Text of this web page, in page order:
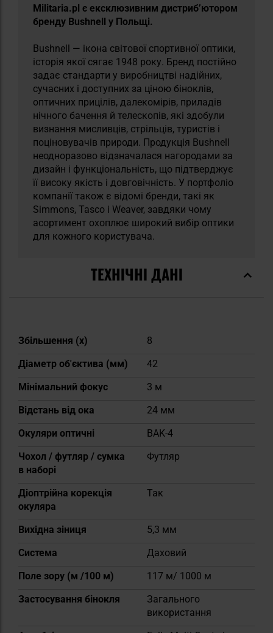
Militaria.pl є ексклюзивним дистриб’ютором
бренду Bushnell у Польщі.
Bushnell — ікона світової спортивної оптики,
історія якої сягає 1948 року. Бренд постійно
задає стандарти у виробництві надійних,
сучасних і доступних за ціною біноклів,
оптичних прицілів, далекомірів, приладів
нічного бачення й телескопів, які здобули
визнання мисливців, стрільців, туристів і
поціновувачів природи. Продукція Bushnell
неодноразово відзначалася нагородами за
дизайн і функціональність, що підтверджує
її високу якість і довговічність. У портфоліо
компанії також є відомі бренди, такі як
Simmons, Tasco і Weaver, завдяки чому
асортимент охоплює широкий вибір оптики
для кожного користувача.
ТЕХНІЧНІ ДАНІ
Докладніше
Збільшення (х)
8
Діаметр об'єктива (мм)
42
Мінімальний фокус
3 м
Відстань від ока
24 мм
Окуляри оптичні
BAK-4
Чохол / футляр / сумка
в наборі
Футляр
Діоптрійна корекція
окуляра
Так
Вихідна зіниця
5,3 мм
Система
Даховий
Поле зору (м /100 м)
117 м/ 1000 м
Застосування бінокля
Загального
використання